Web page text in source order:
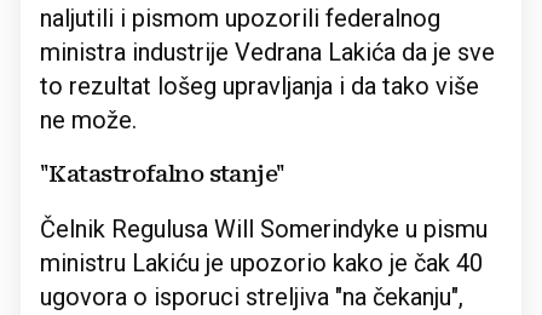
naljutili i pismom upozorili federalnog
ministra industrije Vedrana Lakića da je sve
to rezultat lošeg upravljanja i da tako više
ne može.
"Katastrofalno stanje"
Čelnik Regulusa Will Somerindyke u pismu
ministru Lakiću je upozorio kako je čak 40
ugovora o isporuci streljiva "na čekanju",